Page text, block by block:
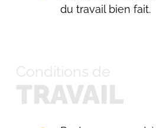
du travail bien fait.
Conditions de
TRAVAIL